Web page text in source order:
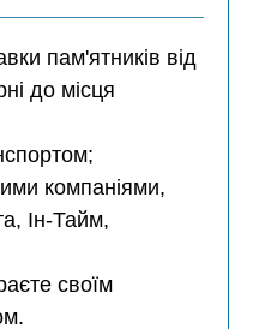
пам'ятників від
до місця
компаніями,
Ін-Тайм,
своїм